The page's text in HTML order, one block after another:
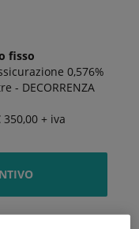
fisso
0,576%
- DECORRENZA
+ iva